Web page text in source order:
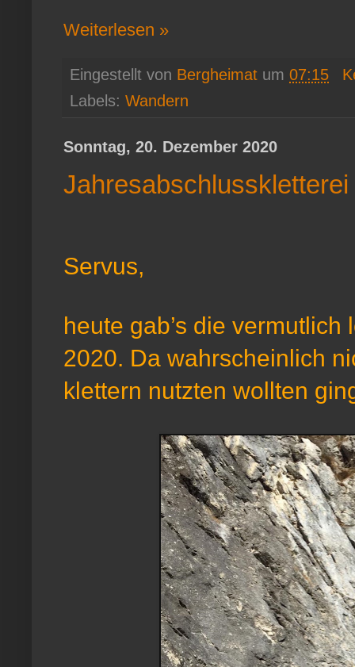
Weiterlesen »
Eingestellt von Bergheimat um 07:15
Labels: Wandern
Sonntag, 20. Dezember 2020
Servus,
heute gab’s die
2020. Da wahrscheinlich
klettern nutzten wollten